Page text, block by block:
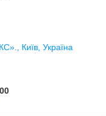
Київ, Україна